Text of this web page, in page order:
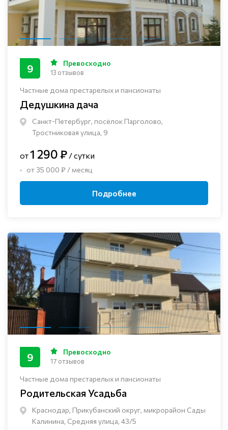
Частные дома престарелых и пансионаты
Дедушкина дача
Санкт-Петербург, посёлок Парголово,
Тростниковая улица, 9
9 Превосходно
13 отзывов
от1 290 ₽ / сутки
от 35 000 ₽ / месяц
Подробнее
Частные дома престарелых и пансионаты
Родительская Усадьба
Краснодар, Прикубанский округ, микрорайон Сады
Калинина, Средняя улица, 43/5
9 Превосходно
17 отзывов